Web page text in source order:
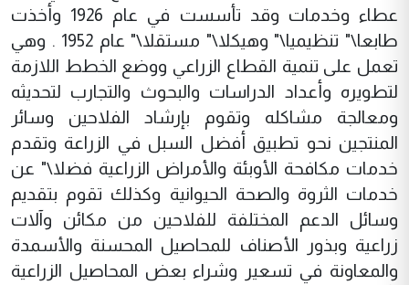
عطاء وخدمات وقد تأسست في عام 1926 وأخذت
طابعا\" تنظيميا\" وهيكلا\" مستقلا\" عام 1952 . وهي
تعمل على تنمية القطاع الزراعي ووضع الخطط اللازمة
لتطويره وأعداد الدراسات والبحوث والتجارب لتحديثه
ومعالجة مشاكله وتقوم بإرشاد الفلاحين وسائر
المنتجين نحو تطبيق أفضل السبل في الزراعة وتقدم
خدمات مكافحة الأوبئة والأمراض الزراعية فضلا\" عن
خدمات الثروة والصحة الحيوانية وكذلك تقوم بتقديم
وسائل الدعم المختلفة للفلاحين من مكائن وآلات
زراعية وبذور الأصناف للمحاصيل المحسنة والأسمدة
والمعاونة في تسعير وشراء بعض المحاصيل الزراعية